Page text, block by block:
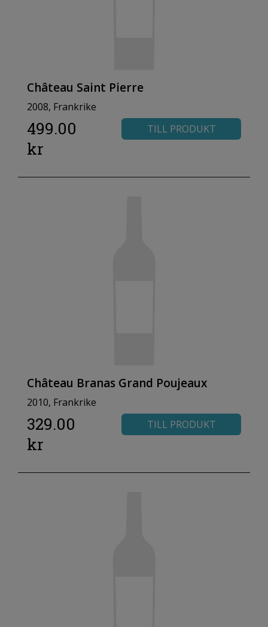
Château Saint Pierre
2008, Frankrike
499.00
kr
TILL PRODUKT
Château Branas Grand Poujeaux
2010, Frankrike
329.00
kr
TILL PRODUKT